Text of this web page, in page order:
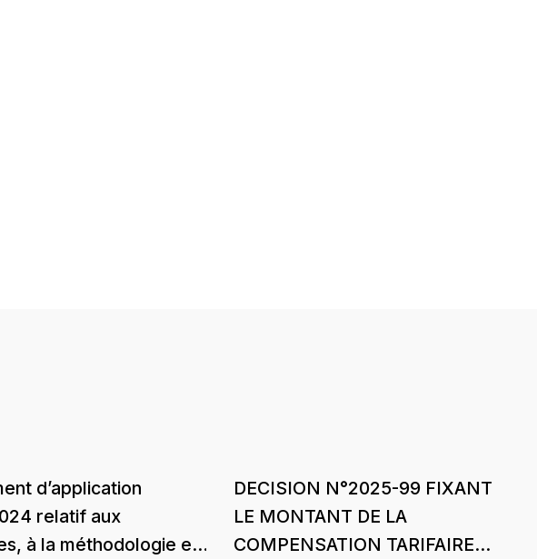
d’application
relatif aux
à la méthodologie et
DECISION N°2025-99 FIXANT
LE MONTANT DE LA
COMPENSATION TARIFAIRE